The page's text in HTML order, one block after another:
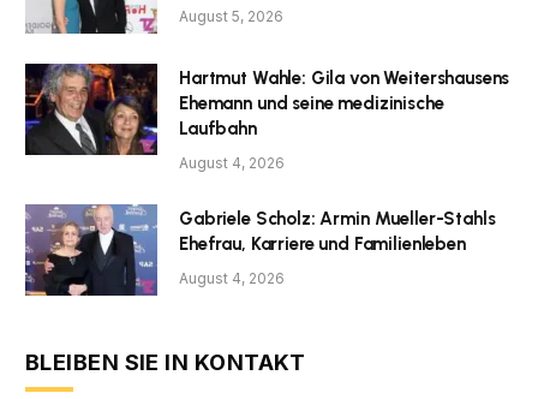
August 5, 2026
Hartmut Wahle: Gila von Weitershausens
Ehemann und seine medizinische
Laufbahn
August 4, 2026
Gabriele Scholz: Armin Mueller-Stahls
Ehefrau, Karriere und Familienleben
August 4, 2026
BLEIBEN SIE IN KONTAKT